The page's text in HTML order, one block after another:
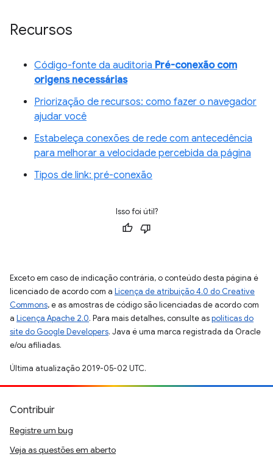
Recursos
Código-fonte da auditoria Pré-conexão com
origens necessárias
Priorização de recursos: como fazer o navegador
ajudar você
Estabeleça conexões de rede com antecedência
para melhorar a velocidade percebida da página
Tipos de link: pré-conexão
Isso foi útil?
Exceto em caso de indicação contrária, o conteúdo desta página é
licenciado de acordo com a Licença de atribuição 4.0 do Creative
Commons, e as amostras de código são licenciadas de acordo com
a Licença Apache 2.0. Para mais detalhes, consulte aspolíticas do
site do Google Developers. Java é uma marca registrada da Oracle
e/ou afiliadas.
Última atualização 2019-05-02 UTC.
Contribuir
Registre um bug
Veja as questões em aberto